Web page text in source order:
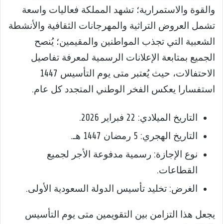
والقوة والاستمرارية؛ تشهد المملكة فعاليات واسعة
تشمل العروض التراثية والمهرجانات الثقافية والأنشطة
الشعبية التي تجذب المواطنين والمقيمين؛ يُنصح
الجميع بمتابعة الإعلانات الرسمية لمعرفة تفاصيل
الاحتفالات، حيث يُعتبر متى يوم التأسيس 1447
استفسارا يعكس الفخر الوطني المتجدد كل عام.
التاريخ الميلادي: 22 فبراير 2026.
التاريخ الهجري: 5 رمضان 1447 هـ.
نوع الإجازة: رسمية مدفوعة الأجر لجميع
القطاعات.
الغرض: تخليد تأسيس الدولة السعودية الأولى.
يجعل هذا التزامن بين التقويمين متى يوم التأسيس